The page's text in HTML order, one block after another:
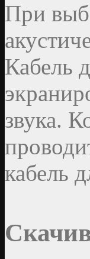
При
Кабель
звука.
кабель